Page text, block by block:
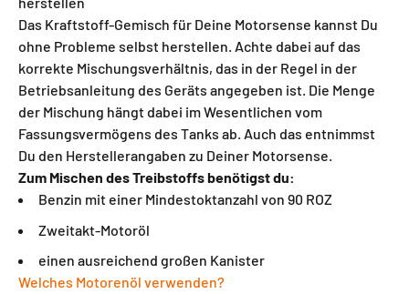
Das Kraftstoff-Gemisch für Deine Motorsense kannst Du
ohne Probleme selbst herstellen. Achte dabei auf das
korrekte Mischungsverhältnis, das in der Regel in der
Betriebsanleitung des Geräts angegeben ist. Die Menge
der Mischung hängt dabei im Wesentlichen vom
Fassungsvermögens des Tanks ab. Auch das entnimmst
Du den Herstellerangaben zu Deiner Motorsense.
Zum Mischen des Treibstoffs benötigst du:
Benzin mit einer Mindestoktanzahl von 90 ROZ
Zweitakt-Motoröl
einen ausreichend großen Kanister
Welches Motorenöl verwenden?